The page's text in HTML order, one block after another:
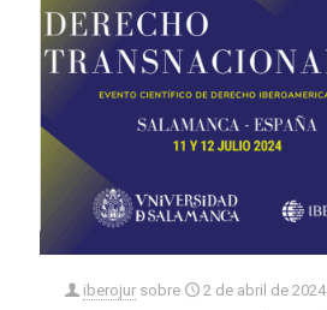
iberojur sobre 2 de abril de 2024